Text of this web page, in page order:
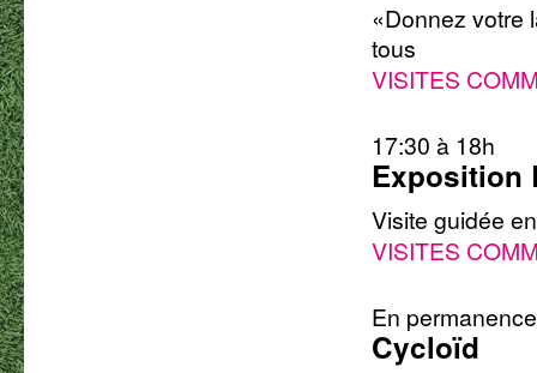
«Donnez votre
tous
VISITES
17:30 à 18h
Exposition
Visite guidée
VISITES
En permanence
Cycloïd